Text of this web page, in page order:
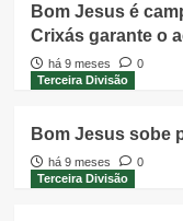
Bom Jesus é
Crixás garante o
há 9 meses
0
Terceira Divisão
Bom Jesus sobe
há 9 meses
0
Terceira Divisão